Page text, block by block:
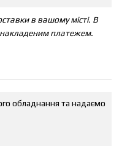
в вашому місті. В
накладеним платежем.
обладнання та надаємо